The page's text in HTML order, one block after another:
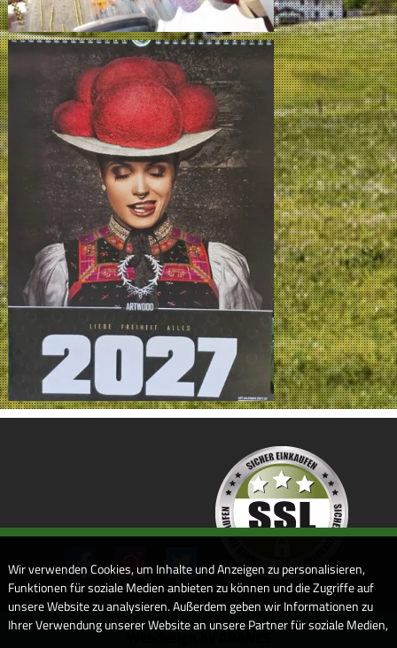
Webdesign by ARANES
Wir verwenden Cookies, um Inhalte und Anzeigen zu personalisieren,
Funktionen für soziale Medien anbieten zu können und die Zugriffe auf
unsere Website zu analysieren. Außerdem geben wir Informationen zu
Ihrer Verwendung unserer Website an unsere Partner für soziale Medien,